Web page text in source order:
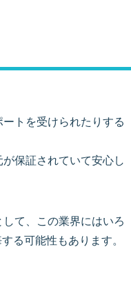
トを受けられたりする
保証されていて安心し
て、この業界にはいろ
る可能性もあります。